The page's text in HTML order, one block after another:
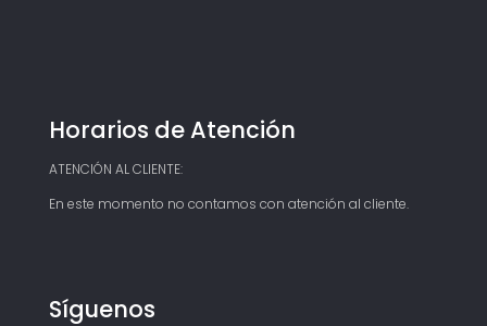
Horarios de Atención
ATENCIÓN AL CLIENTE:
En este momento no contamos con atención al cliente.
Síguenos